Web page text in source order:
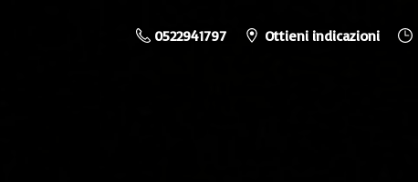
0522941797 Ottieni indicazioni